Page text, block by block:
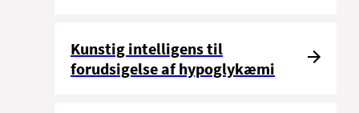
Kunstig intelligens til
forudsigelse af hypoglykæmi